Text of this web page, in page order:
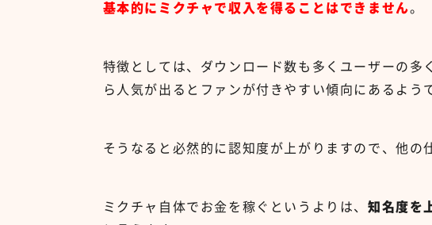
基本的にミクチャで収入を得ることはできません。
特徴としては、ダウンロード数も多くユーザーの多
ら人気が出るとファンが付きやすい傾向にあるよう
そうなると必然的に認知度が上がりますので、他の
ミクチャ自体でお金を稼ぐというよりは、 知名度を